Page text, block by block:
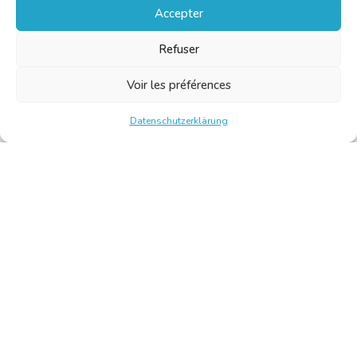
Accepter
Refuser
Voir les préférences
Datenschutzerklärung